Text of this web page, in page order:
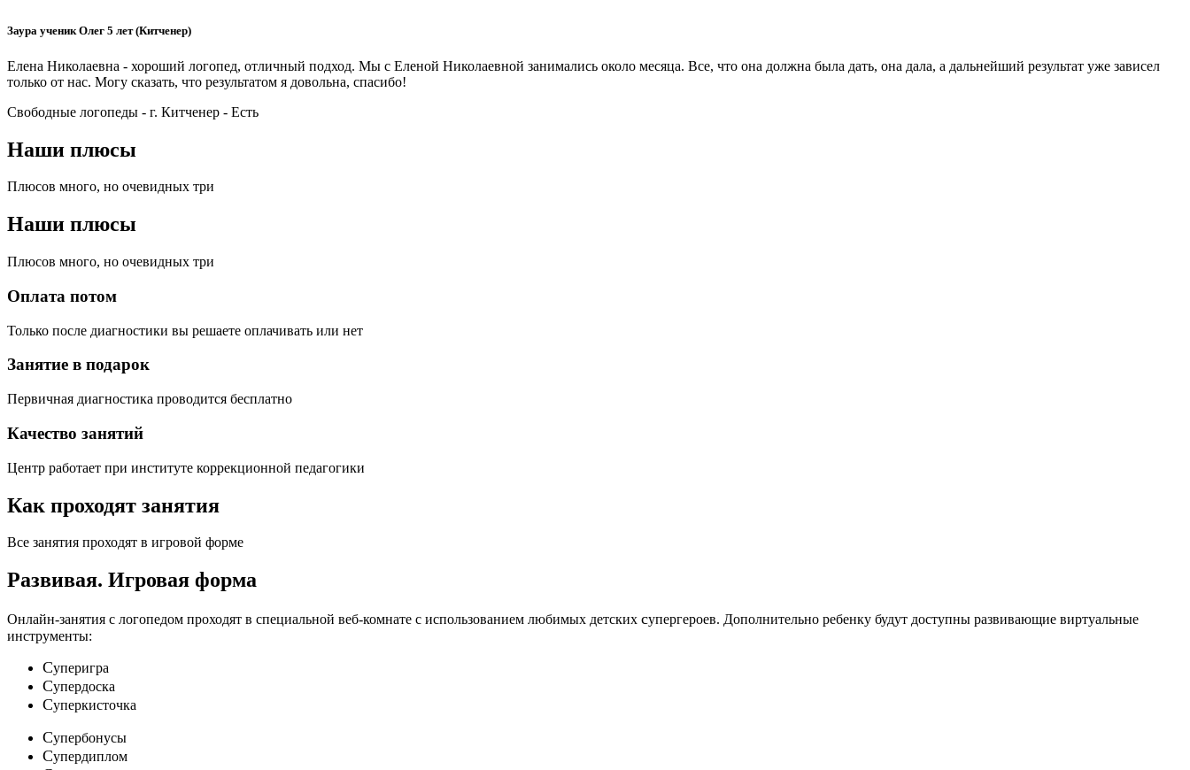
Заура ученик Олег 5 лет (Китченер)
Елена Николаевна - хороший логопед, отличный подход. Мы с Еленой Николаевной занимались около месяца. Все, что она должна была дать, она дала, а дальнейший результат уже зависел
только от нас. Могу сказать, что результатом я довольна, спасибо!
Свободные логопеды - г. Китченер - Есть
Наши плюсы
Плюсов много, но очевидных три
Наши плюсы
Плюсов много, но очевидных три
Оплата потом
Только после диагностики вы решаете оплачивать или нет
Занятие в подарок
Первичная диагностика проводится бесплатно
Качество занятий
Центр работает при институте коррекционной педагогики
Как проходят занятия
Все занятия проходят в игровой форме
Развивая. Игровая форма
Онлайн-занятия с логопедом проходят в специальной веб-комнате с использованием любимых детских cупергероев. Дополнительно ребенку будут доступны развивающие виртуальные
инструменты:
Cуперигра
Cупердоска
Cуперкисточка
Cупербонусы
Cупердиплом